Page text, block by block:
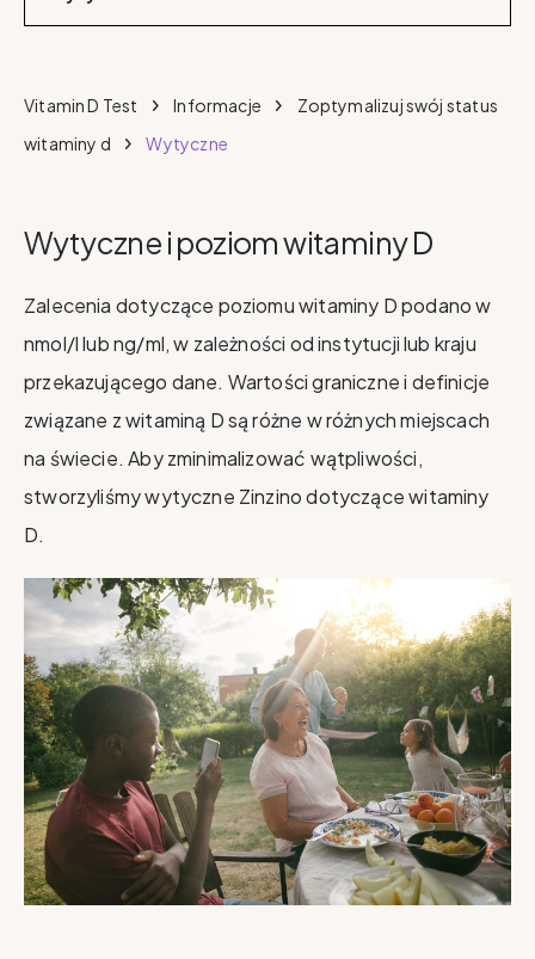
Vitamin D Test Informacje
Zoptymalizuj swój status
witaminy d
Wytyczne
Wytyczne i poziom witaminy D
Zalecenia dotyczące poziomu witaminy D podano w
nmol/l lub ng/ml, w zależności od instytucji lub kraju
przekazującego dane. Wartości graniczne i definicje
związane z witaminą D są różne w różnych miejscach
na świecie. Aby zminimalizować wątpliwości,
stworzyliśmy wytyczne Zinzino dotyczące witaminy
D.